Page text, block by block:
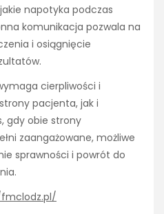
napotyka podczas
komunikacja pozwala na
i osiągnięcie
cierpliwości i
pacjenta, jak i
gdy obie strony
zaangażowane, możliwe
sprawności i powrót do